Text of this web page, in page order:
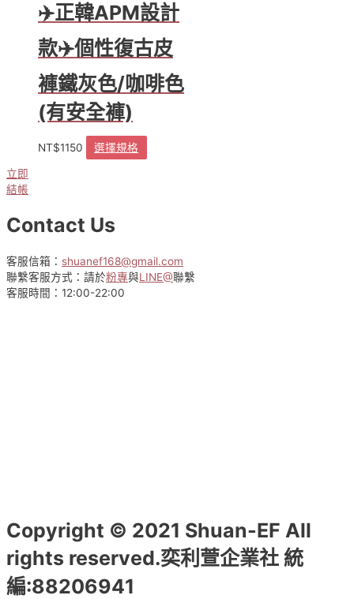
✈️正韓APM設計
款✈️個性復古皮
褲鐵灰色/咖啡色
(有安全褲)
NT$1150 選擇規格
式。
可
立即
結帳
Contact Us
客服信箱： shuanef168@gmail.com
聯繫客服方式：請於粉專與LINE@聯繫
客服時間：12:00-22:00
Copyright © 2021 Shuan-EF All
rights reserved.奕利萱企業社 統
編:88206941